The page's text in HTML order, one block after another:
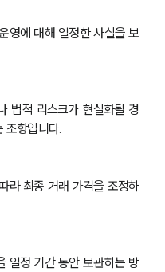
영에 대해 일정한 사실을 보
법적 리스크가 현실화될 경
조항입니다.
라 최종 거래 가격을 조정하
일정 기간 동안 보관하는 방